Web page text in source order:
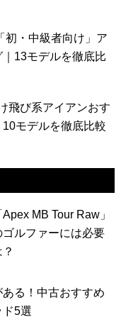
初・中級者向け」ア
13モデルを徹底比
飛び系アイアンおす
モデルを徹底比較
MB Tour Raw」
ルファーには必要
る！中古おすすめ
ド5選